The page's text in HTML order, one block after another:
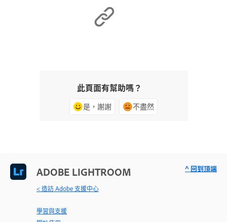
此頁面有幫助嗎？
是，謝謝 不盡然
ADOBE LIGHTROOM
< 造訪 Adobe 支援中心
學習與支援
^ 回到頂端